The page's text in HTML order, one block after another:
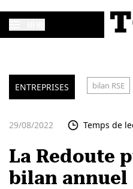
ENTREPRISES bilan RSE
29/08/2022 Temps de
La Redoute
bilan annuel